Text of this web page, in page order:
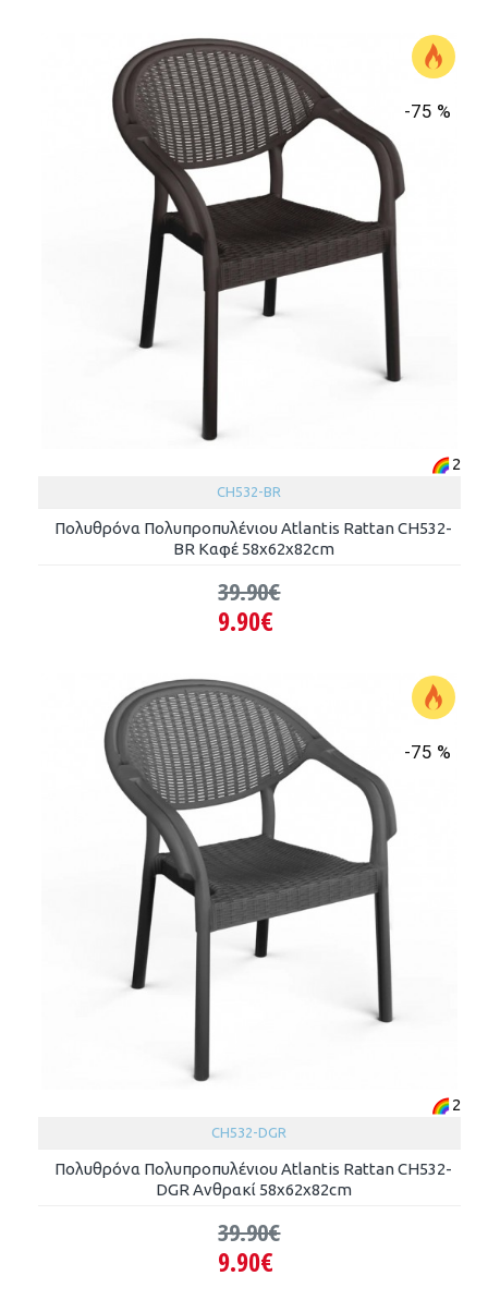
-75 %
2
CH532-BR
Πολυθρόνα Πολυπροπυλένιου Atlantis Rattan CH532-
BR Καφέ 58x62x82cm
9.90€
39.90€
-75 %
2
CH532-DGR
Πολυθρόνα Πολυπροπυλένιου Atlantis Rattan CH532-
DGR Ανθρακί 58x62x82cm
9.90€
39.90€